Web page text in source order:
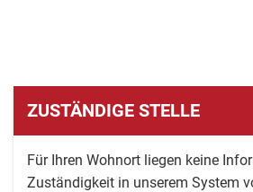
ZUSTÄNDIGE STELLE
Für Ihren Wohnort liegen keine
Zuständigkeit in unserem System